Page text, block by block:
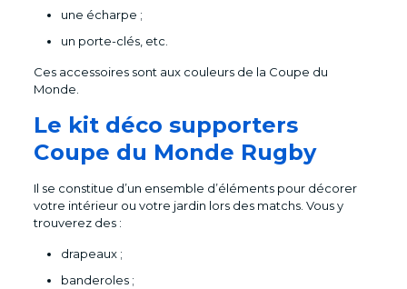
une écharpe ;
un porte-clés, etc.
Ces accessoires sont aux couleurs de la Coupe du
Monde.
Le kit déco supporters
Coupe du Monde Rugby
Il se constitue d’un ensemble d’éléments pour décorer
votre intérieur ou votre jardin lors des matchs. Vous y
trouverez des :
drapeaux ;
banderoles ;